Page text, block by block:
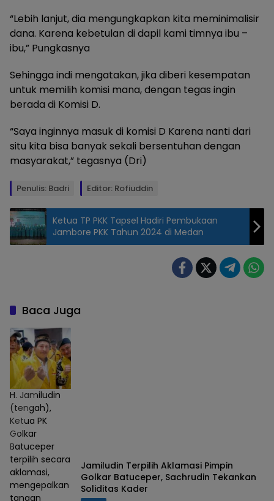
“Lebih lanjut, dia mengungkapkan kita meminimalisir
dana. Karena kebetulan di dapil kami timnya ibu –
ibu,” Pungkasnya
Sehingga indi mengatakan, jika diberi kesempatan
untuk memilih komisi mana, dengan tegas ingin
berada di Komisi D.
“Saya inginnya masuk di komisi D Karena nanti dari
situ kita bisa banyak sekali bersentuhan dengan
masyarakat,” tegasnya (Dri)
Penulis: Badri Editor: Rofiuddin
Ketua TP PKK Tapsel Hadiri Pembukaan
Jambore PKK Tahun 2024 di Medan
Baca Juga
H. Jamiludin
(tengah),
Ketua PK
Golkar
Batuceper
terpilih secara
aklamasi,
mengepalkan
tangan
Jamiludin Terpilih Aklamasi Pimpin
Golkar Batuceper, Sachrudin Tekankan
Soliditas Kader